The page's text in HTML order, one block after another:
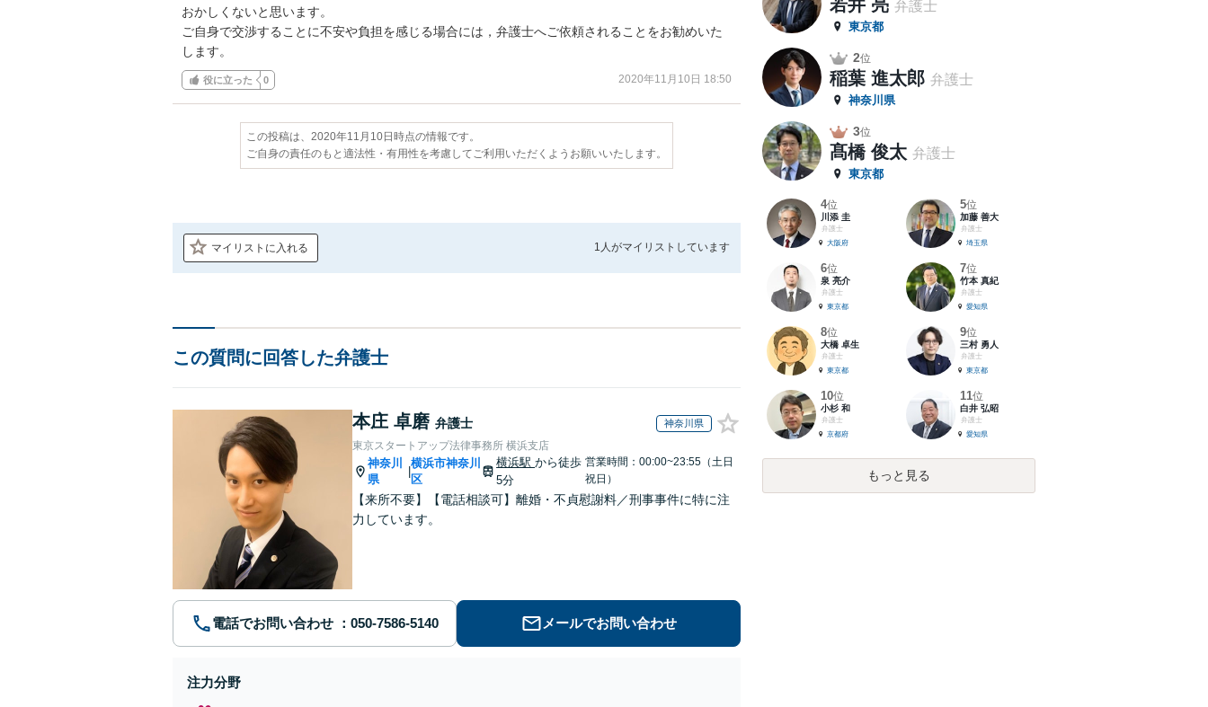
おかしくないと思います。
ご自身で交渉することに不安や負担を感じる場合には，弁護士へご依頼されることをお勧めいた
します。
役に立った 0 2020年11月10日 18:50
この投稿は、2020年11月10日時点の情報です。
ご自身の責任のもと適法性・有用性を考慮してご利用いただくようお願いいたします。
マイリストに入れる 1人がマイリストしています
この質問に回答した弁護士
本庄 卓磨 弁護士 神奈川県
東京スタートアップ法律事務所 横浜支店
神奈川
県
横浜市神奈川
区
横浜駅から徒歩
5分
営業時間：00:00~23:55（土日
祝日）
【来所不要】【電話相談可】離婚・不貞慰謝料／刑事事件に特に注
力しています。
電話でお問い合わせ メールでお問い合わせ
注力分野
若井 亮 弁護士
東京都
2位
稲葉 進太郎 弁護士
神奈川県
3位
髙橋 俊太 弁護士
東京都
4位
川添 圭
弁護士
大阪府
5位
加藤 善大
弁護士
埼玉県
6位
泉 亮介
弁護士
東京都
7位
竹本 真紀
弁護士
愛知県
8位
大橋 卓生
弁護士
東京都
9位
三村 勇人
弁護士
東京都
10位
小杉 和
弁護士
京都府
11位
白井 弘昭
弁護士
愛知県
もっと見る